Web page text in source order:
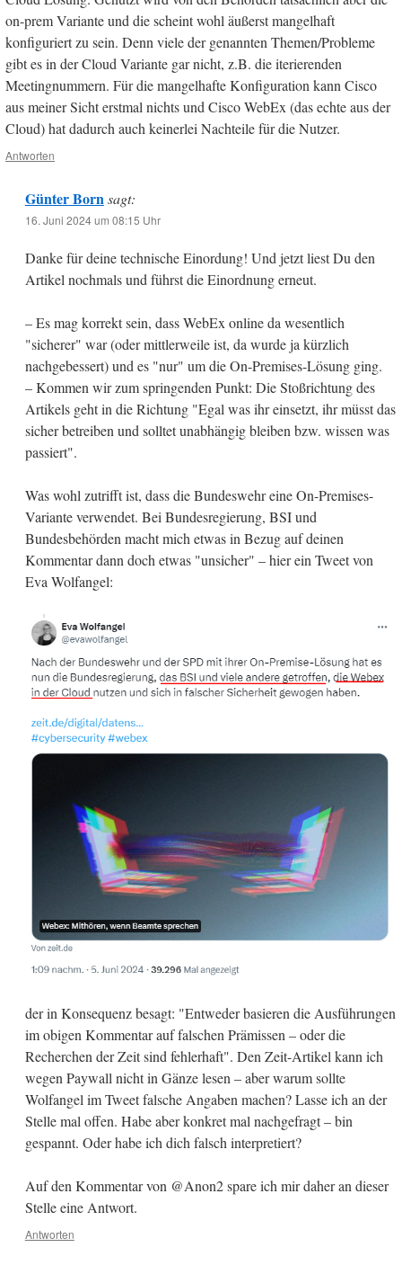
on-prem Variante und die scheint wohl äußerst mangelhaft
konfiguriert zu sein. Denn viele der genannten Themen/Probleme
gibt es in der Cloud Variante gar nicht, z.B. die iterierenden
Meetingnummern. Für die mangelhafte Konfiguration kann Cisco
aus meiner Sicht erstmal nichts und Cisco WebEx (das echte aus der
Cloud) hat dadurch auch keinerlei Nachteile für die Nutzer.
Antworten
Günter Born sagt:
16. Juni 2024 um 08:15 Uhr
Danke für deine technische Einordung! Und jetzt liest Du den
Artikel nochmals und führst die Einordnung erneut.
– Es mag korrekt sein, dass WebEx online da wesentlich
"sicherer" war (oder mittlerweile ist, da wurde ja kürzlich
nachgebessert) und es "nur" um die On-Premises-Lösung ging.
– Kommen wir zum springenden Punkt: Die Stoßrichtung des
Artikels geht in die Richtung "Egal was ihr einsetzt, ihr müsst das
sicher betreiben und solltet unabhängig bleiben bzw. wissen was
passiert".
Was wohl zutrifft ist, dass die Bundeswehr eine On-Premises-
Variante verwendet. Bei Bundesregierung, BSI und
Bundesbehörden macht mich etwas in Bezug auf deinen
Kommentar dann doch etwas "unsicher" – hier ein Tweet von
Eva Wolfangel:
der in Konsequenz besagt: "Entweder basieren die Ausführungen
im obigen Kommentar auf falschen Prämissen – oder die
Recherchen der Zeit sind fehlerhaft". Den Zeit-Artikel kann ich
wegen Paywall nicht in Gänze lesen – aber warum sollte
Wolfangel im Tweet falsche Angaben machen? Lasse ich an der
Stelle mal offen. Habe aber konkret mal nachgefragt – bin
gespannt. Oder habe ich dich falsch interpretiert?
Auf den Kommentar von @Anon2 spare ich mir daher an dieser
Stelle eine Antwort.
Antworten